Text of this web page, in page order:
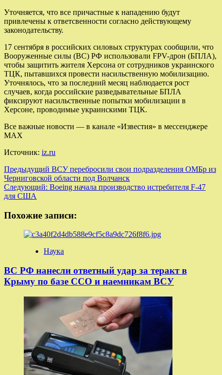
Уточняется, что все причастные к нападению будут
привлечены к ответсвенности согласно действующему
законодательству.
17 сентября в российских силовых структурах сообщили, что
Вооруженные силы (ВС) РФ использовали FPV-дрон (БПЛА),
чтобы защитить жителя Херсона от сотрудников украинского
ТЦК, пытавшихся провести насильственную мобилизацию.
Уточнялось, что за последний месяц наблюдается рост
случаев, когда российские разведывательные БПЛА
фиксируют насильственные попытки мобилизации в
Херсоне, проводимые украинскими ТЦК.
Все важные новости — в канале «Известия» в мессенджере
МАХ
Источник: iz.ru
Навигация
записи
Предыдущий ВСУ перебросили свои подразделения ОМБр из
Черниговской области под Волчанск
Следующий: Boeing начала производство истребителя F-47
для США
Похожие записи:
Наука
ВС РФ нанесли ответный удар за теракт в
Крыму по базе ССО и наемникам ВСУ